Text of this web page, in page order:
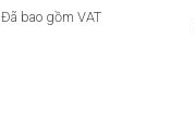
Đã bao gồm VAT